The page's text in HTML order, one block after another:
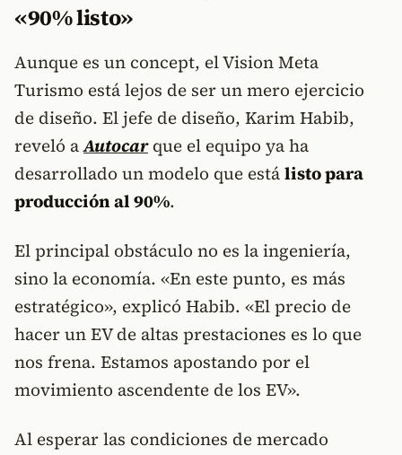
«90% listo»
Aunque es un concept, el Vision Meta
Turismo está lejos de ser un mero ejercicio
de diseño. El jefe de diseño, Karim Habib,
reveló aAutocarque el equipo ya ha
desarrollado un modelo que estálisto para
producción al 90%.
El principal obstáculo no es la ingeniería,
sino la economía. «En este punto, es más
estratégico», explicó Habib. «El precio de
hacer un EV de altas prestaciones es lo que
nos frena. Estamos apostando por el
movimiento ascendente de los EV».
Al esperar las condiciones de mercado